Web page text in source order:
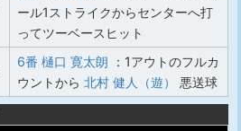
ール1ストライクからセンターへ打
ってツーベースヒット
6番 樋口 寛太朗 ：1アウトのフルカ
ウントから 北村 健人（遊） 悪送球